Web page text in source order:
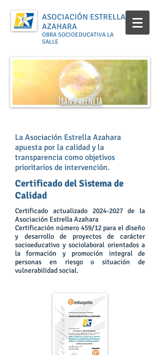
ASOCIACIÓN ESTRELLA
AZAHARA
OBRA SOCIOEDUCATIVA LA
SALLE
Transparencia
La Asociación Estrella Azahara
apuesta por la calidad y la
transparencia como objetivos
prioritarios de intervención.
Certificado del Sistema de
Calidad
Certificado actualizado 2024-2027de la
Asociación Estrella Azahara
Certificación número 459/12 para el diseño
y desarrollo de proyectos de carácter
socioeducativo y sociolaboral orientados a
la formación y promoción integral de
personas en riesgo o situación de
vulnerabilidad social.